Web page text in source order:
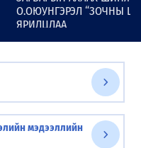
– БҮС НУТГИЙН ХӨГЖИЛ”
АЙМАГТ БОЛЛОО
О.ОЮУНГЭРЭЛ “ЗОЧНЫ
ЯРИЛЦЛАА
мэдээллийн